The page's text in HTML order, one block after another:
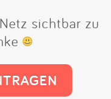
sichtbar zu